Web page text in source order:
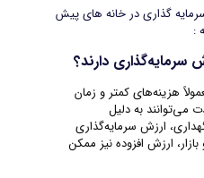
گذاری در خانه های پیش
:
سرمایه‌گذاری دارند؟
هزینه‌های کمتر و زمان
می‌توانند به دلیل
ارزش سرمایه‌گذاری
ارزش افزوده نیز ممکن